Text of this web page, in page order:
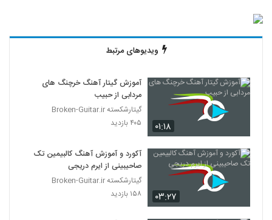
ویدیوهای مرتبط
۰۱:۱۸
آموزش گیتار آهنگ خرچنگ های
مردابی از حبیب
گیتارشکسته Broken-Guitar.ir
۴۰۵ بازدید
۰۳:۲۷
آکورد و آموزش آهنگ کالبیمین تک
صاحیبینی از ایرم دریجی
گیتارشکسته Broken-Guitar.ir
۱۵۸ بازدید